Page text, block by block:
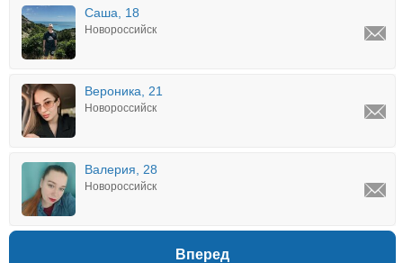
Саша, 18
Новороссийск
Вероника, 21
Новороссийск
Валерия, 28
Новороссийск
Вперед